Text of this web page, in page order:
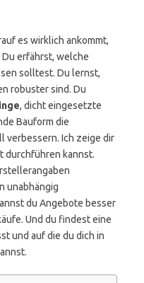
es wirklich ankommt,
erfährst, welche
solltest. Du lernst,
robuster sind. Du
, dicht eingesetzte
Bauform die
verbessern. Ich zeige dir
durchführen kannst.
unabhängig
du Angebote besser
Und du findest eine
und auf die du dich in